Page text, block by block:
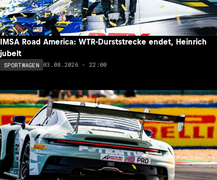
IMSA Road America: WTR-Durststrecke endet, Heinrich
jubelt
SPORTWAGEN 03.08.2026 - 22:00